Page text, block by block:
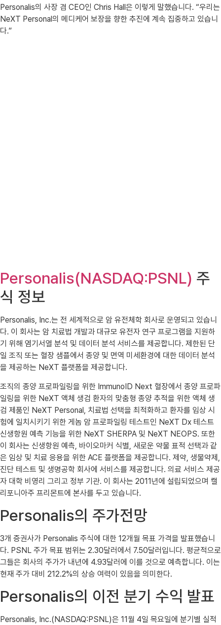
Personalis의 사장 겸 CEO인 Chris Hall은 이렇게 말했습니다. “우리는
NeXT Personal의 메디케어 보장을 향한 추진에 계속 집중하고 있습니
다.”
Personalis(NASDAQ:PSNL) 주
식 정보
Personalis, Inc.는 전 세계적으로 암 유전체학 회사로 운영되고 있습니
다. 이 회사는 암 치료법 개발과 대규모 유전자 연구 프로그램을 지원하
기 위해 염기서열 분석 및 데이터 분석 서비스를 제공합니다. 제한된 단
일 조직 또는 혈장 샘플에서 종양 및 면역 미세환경에 대한 데이터 분석
을 제공하는 NeXT 플랫폼을 제공합니다.
조직의 종양 프로파일링을 위한 ImmunoID Next 혈장에서 종양 프로파
일링을 위한 NeXT 액체 생검 환자의 맞춤형 종양 추적을 위한 액체 생
검 제품인 NeXT Personal, 치료법 선택을 최적화하고 환자를 임상 시
험에 일치시키기 위한 게놈 암 프로파일링 테스트인 NeXT Dx 테스트
신생항원 예측 기능을 위한 NeXT SHERPA 및 NeXT NEOPS. 또한
이 회사는 신생항원 예측, 바이오마커 식별, 새로운 약물 표적 선택과 같
은 임상 및 치료 응용을 위한 ACE 플랫폼을 제공합니다. 제약, 생물약제,
진단 테스트 및 생명공학 회사에 서비스를 제공합니다. 의료 서비스 제공
자 대학 비영리 그리고 정부 기관. 이 회사는 2011년에 설립되었으며 캘
리포니아주 프리몬트에 본사를 두고 있습니다.
Personalis의 주가전망
3개 증권사가 Personalis 주식에 대한 12개월 목표 가격을 발표했습니
다. PSNL 주가 목표 범위는 2.30달러에서 7.50달러입니다. 평균적으로
그들은 회사의 주가가 내년에 4.93달러에 이를 것으로 예측합니다. 이는
현재 주가 대비 212.2%의 상승 여력이 있음을 의미한다.
Personalis의 이전 분기 수익 발표
Personalis, Inc.(NASDAQ:PSNL)은 11월 4일 목요일에 분기별 실적